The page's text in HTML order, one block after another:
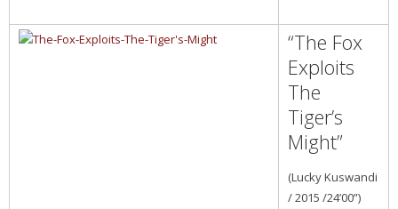
“The Fox
Exploits
The
Tiger’s
Might”
(Lucky Kuswandi
/ 2015 /24’00”)